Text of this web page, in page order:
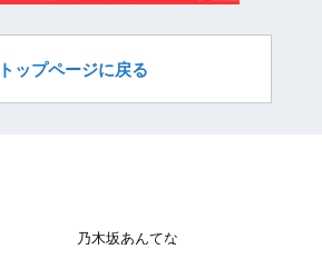
トップページに戻る
乃木坂あんてな